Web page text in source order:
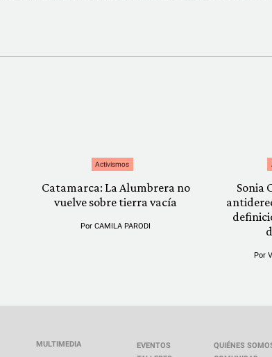
Activismos
Catamarca: La Alumbrera no
vuelve sobre tierra vacía
PorCAMILA PARODI
Sonia
Por
MULTIMEDIA
EVENTOS
QUIÉNES